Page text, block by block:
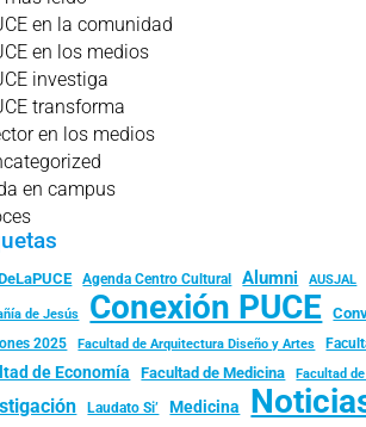
en la comunidad
en los medios
investiga
transforma
en los medios
en campus
Agenda Centro Cultural Alumni AUSJAL
de Jesús Conexión PUCE
2025
Facultad de Arquitectura Diseño y Artes
de Economía Facultad de Medicina Facultad
Laudato Si’ Medicina